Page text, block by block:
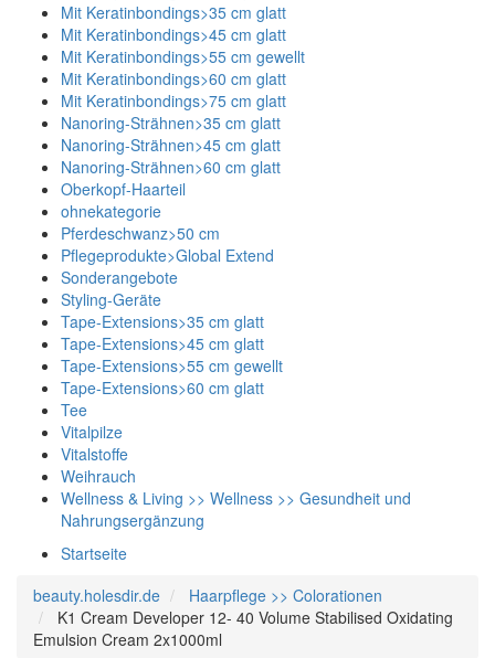
Mit Keratinbondings>35 cm glatt
Mit Keratinbondings>45 cm glatt
Mit Keratinbondings>55 cm gewellt
Mit Keratinbondings>60 cm glatt
Mit Keratinbondings>75 cm glatt
Nanoring-Strähnen>35 cm glatt
Nanoring-Strähnen>45 cm glatt
Nanoring-Strähnen>60 cm glatt
Oberkopf-Haarteil
ohnekategorie
Pferdeschwanz>50 cm
Pflegeprodukte>Global Extend
Sonderangebote
Styling-Geräte
Tape-Extensions>35 cm glatt
Tape-Extensions>45 cm glatt
Tape-Extensions>55 cm gewellt
Tape-Extensions>60 cm glatt
Tee
Vitalpilze
Vitalstoffe
Weihrauch
Wellness & Living >> Wellness >> Gesundheit und
Nahrungsergänzung
Startseite
beauty.holesdir.de
Haarpflege >> Colorationen
K1 Cream Developer 12- 40 Volume Stabilised Oxidating
Emulsion Cream 2x1000ml